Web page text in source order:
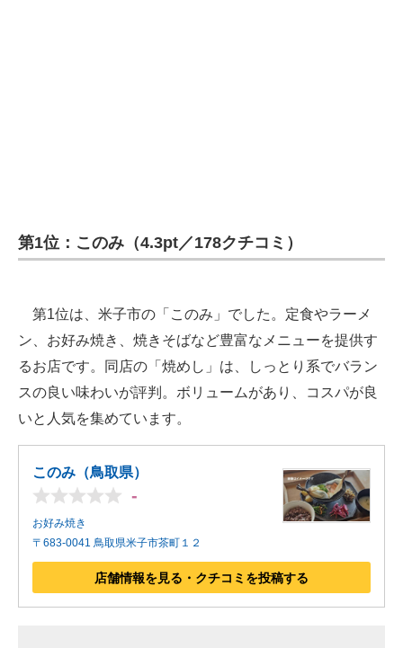
第1位：このみ（4.3pt／178クチコミ）
第1位は、米子市の「このみ」でした。定食やラーメ
ン、お好み焼き、焼きそばなど豊富なメニューを提供す
るお店です。同店の「焼めし」は、しっとり系でバラン
スの良い味わいが評判。ボリュームがあり、コスパが良
いと人気を集めています。
このみ（鳥取県）
-
お好み焼き
〒683-0041 鳥取県米子市茶町１２
店舗情報を見る・クチコミを投稿する